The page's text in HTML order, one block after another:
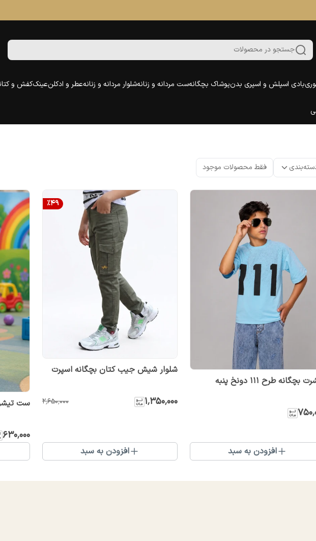
جستجو در محصولات
بادی اسپلش و اسپری بدنپوشاک بچگانهست مردانه و زنانهشلوار مردانه و زنانهعطر و ادکلنعینککفش و
فقط محصولات موجود
بچگانه طرح 111 دونخ پنبه
افزودن به سبد
%49
شلوار شیش جیب کتان بچگانه اسپرت
۱٬۳۵۰٬۰۰۰ ۲٬۶۵۰٬۰۰۰
افزودن به سبد
ست
۶۳۰٬۰۰۰